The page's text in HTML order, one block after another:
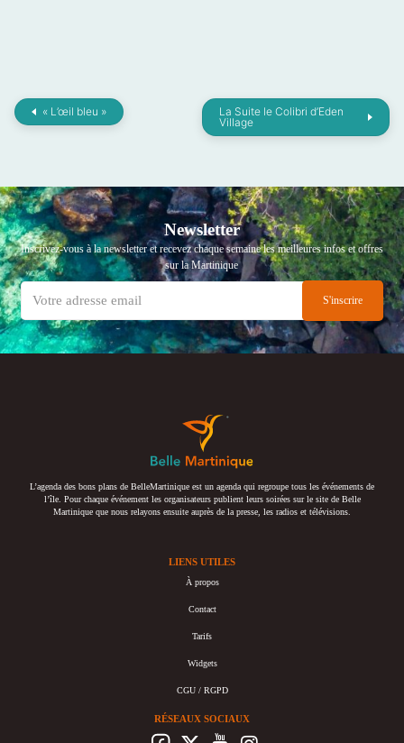
« L’œil bleu »
La Suite le Colibri d’Eden
Village
Newsletter
Inscrivez-vous à la newsletter et recevez chaque semaine les meilleures infos et offres
sur la Martinique
L’agenda des bons plans de BelleMartinique est un agenda qui regroupe tous les événements de
l’île. Pour chaque événement les organisateurs publient leurs soirées sur le site de Belle
Martinique que nous relayons ensuite auprès de la presse, les radios et télévisions.
LIENS UTILES
À propos
Contact
Tarifs
Widgets
CGU / RGPD
RÉSEAUX SOCIAUX